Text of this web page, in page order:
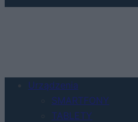
Urządzenia
SMARTFONY
TABLETY